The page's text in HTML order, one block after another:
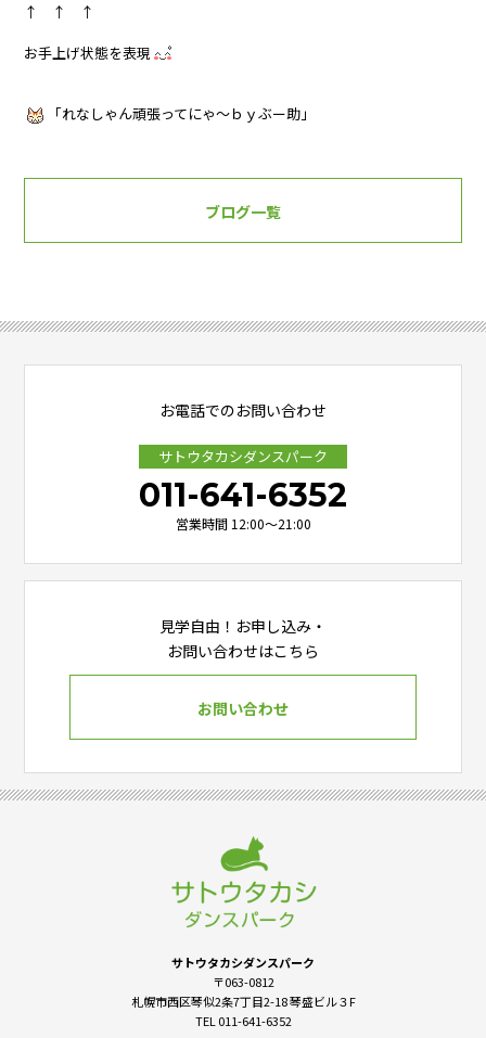
↑ ↑ ↑
お手上げ状態を表現
「れなしゃん頑張ってにゃ～ｂｙぶー助」
ブログ一覧
お電話でのお問い合わせ
サトウタカシダンスパーク
011-641-6352
営業時間 12:00～21:00
見学自由！お申し込み・
お問い合わせはこちら
お問い合わせ
サトウタカシダンスパーク
〒063-0812
札幌市西区琴似2条7丁目2-18 琴盛ビル３F
TEL 011-641-6352